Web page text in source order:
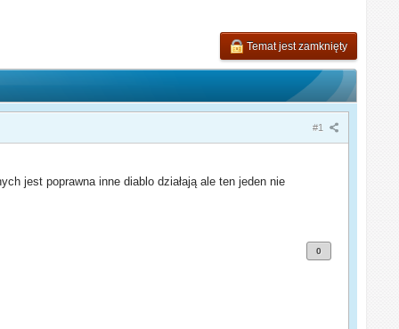
Temat jest zamknięty
#1
jest poprawna inne diablo działają ale ten jeden nie
0